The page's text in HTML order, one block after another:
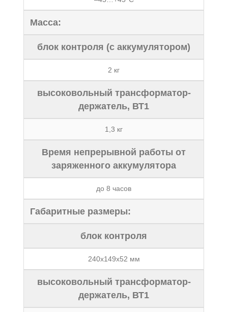
Масса:
блок контроля (с аккумулятором)
2 кг
высоковольный трансформатор-
держатель, ВТ1
1,3 кг
Время непрерывной работы от
заряженного аккумулятора
до 8 часов
Габаритные размеры:
блок контроля
240х149х52 мм
высоковольный трансформатор-
держатель, ВТ1